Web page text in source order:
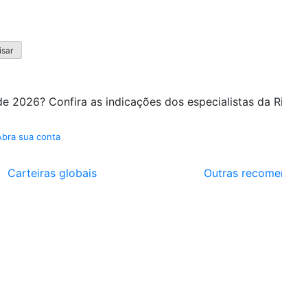
2026? Confira as indicações dos especialistas da
sua conta
Carteiras globais Outras